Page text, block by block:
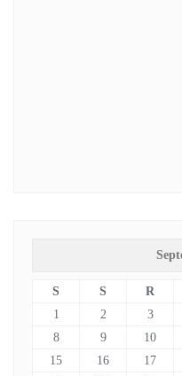
S S R
1
2 3
8
9 10
15
16 17